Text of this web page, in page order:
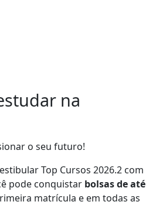
na
o seu futuro!
Top Cursos 2026.2 com
pode conquistar bolsas de até
matrícula e em todas as